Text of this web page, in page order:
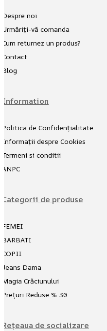
Despre noi
Urmăriți-vă comanda
Cum returnez un produs?
Contact
Blog
Information
Politica de Confidențialitate
Informații despre Cookies
Termeni si conditii
ANPC
Categorii de produse
FEMEI
BARBATI
COPII
Jeans Dama
Magia Crăciunului
Prețuri Reduse % 30
Rețeaua de socializare